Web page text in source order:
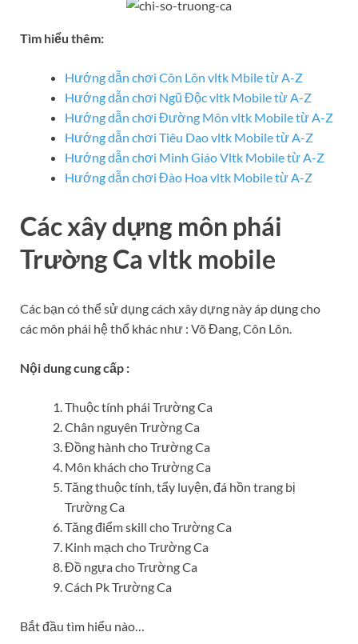
Tìm hiểu thêm:
Hướng dẫn chơi Côn Lôn vltk Mbile từ A-Z
Hướng dẫn chơi Ngũ Độc vltk Mobile từ A-Z
Hướng dẫn chơi Đường Môn vltk Mobile từ A-Z
Hướng dẫn chơi Tiêu Dao vltk Mobile từ A-Z
Hướng dẫn chơi Minh Giáo Vltk Mobile từ A-Z
Hướng dẫn chơi Đào Hoa vltk Mobile từ A-Z
Các xây dựng môn phái
Trường Ca vltk mobile
Các bạn có thể sử dụng cách xây dựng này áp dụng cho
các môn phái hệ thổ khác như : Võ Đang, Côn Lôn.
Nội dung cung cấp :
Thuộc tính phái Trường Ca
Chân nguyên Trường Ca
Đồng hành cho Trường Ca
Môn khách cho Trường Ca
Tăng thuộc tính, tẩy luyện, đá hồn trang bị
Trường Ca
Tăng điểm skill cho Trường Ca
Kinh mạch cho Trường Ca
Đồ ngựa cho Trường Ca
Cách Pk Trường Ca
Bắt đầu tìm hiểu nào…